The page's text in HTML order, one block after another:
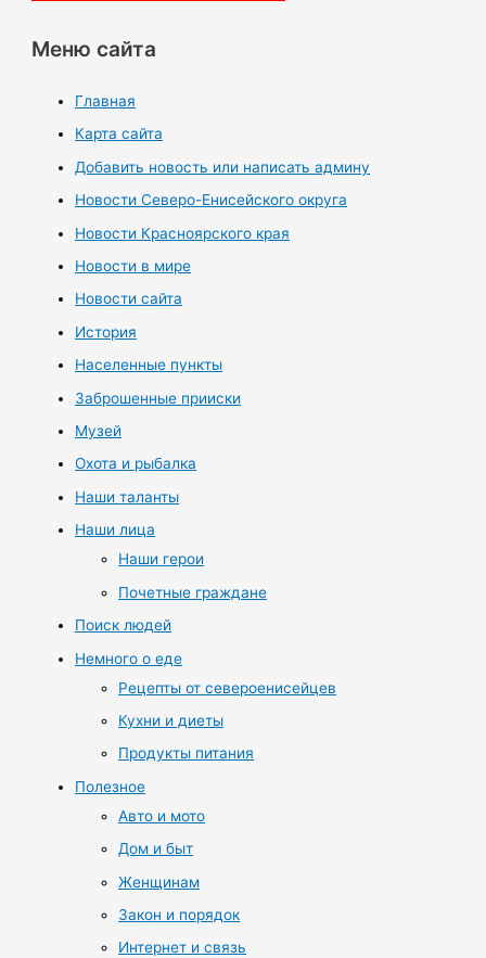
Меню сайта
Главная
Карта сайта
Добавить новость или написать админу
Новости Северо-Енисейского округа
Новости Красноярского края
Новости в мире
Новости сайта
История
Населенные пункты
Заброшенные прииски
Музей
Охота и рыбалка
Наши таланты
Наши лица
Наши герои
Почетные граждане
Поиск людей
Немного о еде
Рецепты от североенисейцев
Кухни и диеты
Продукты питания
Полезное
Авто и мото
Дом и быт
Женщинам
Закон и порядок
Интернет и связь